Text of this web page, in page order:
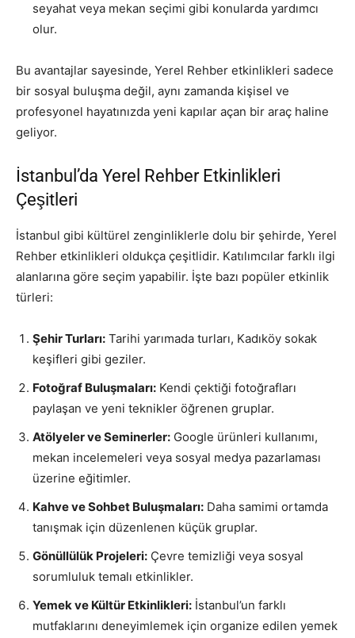
seyahat veya mekan seçimi gibi konularda yardımcı
olur.
Bu avantajlar sayesinde, Yerel Rehber etkinlikleri sadece
bir sosyal buluşma değil, aynı zamanda kişisel ve
profesyonel hayatınızda yeni kapılar açan bir araç haline
geliyor.
İstanbul’da Yerel Rehber Etkinlikleri
Çeşitleri
İstanbul gibi kültürel zenginliklerle dolu bir şehirde, Yerel
Rehber etkinlikleri oldukça çeşitlidir. Katılımcılar farklı ilgi
alanlarına göre seçim yapabilir. İşte bazı popüler etkinlik
türleri:
Şehir Turları: Tarihi yarımada turları, Kadıköy sokak
keşifleri gibi geziler.
Fotoğraf Buluşmaları: Kendi çektiği fotoğrafları
paylaşan ve yeni teknikler öğrenen gruplar.
Atölyeler ve Seminerler: Google ürünleri kullanımı,
mekan incelemeleri veya sosyal medya pazarlaması
üzerine eğitimler.
Kahve ve Sohbet Buluşmaları: Daha samimi ortamda
tanışmak için düzenlenen küçük gruplar.
Gönüllülük Projeleri: Çevre temizliği veya sosyal
sorumluluk temalı etkinlikler.
Yemek ve Kültür Etkinlikleri: İstanbul’un farklı
mutfaklarını deneyimlemek için organize edilen yemek